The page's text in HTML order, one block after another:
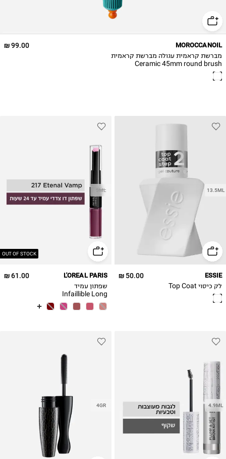
99.00 ₪ MOROCCANOIL
מברשת קראמית עגולה מברשת קראמית
Ceramic 45mm round brush
13.5ML
50.00 ₪ ESSIE
לק כיסוי Top Coat
OUT OF STOCK
5ML
61.00 ₪ L'OREAL PARIS
שפתון עמיד
Infaillible Long
Lasting
4.9ML
4GR